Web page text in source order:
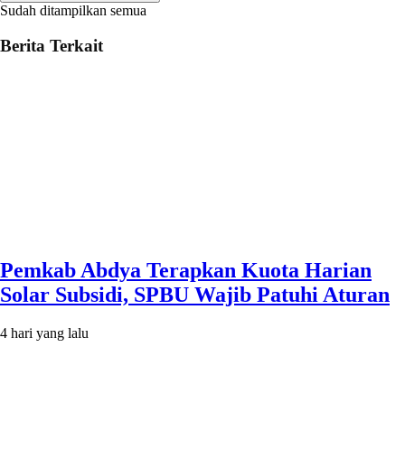
Sudah ditampilkan semua
Berita Terkait
Pemkab Abdya Terapkan Kuota Harian
Solar Subsidi, SPBU Wajib Patuhi Aturan
4 hari yang lalu